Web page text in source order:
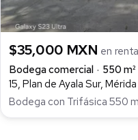
$35,000 MXN en renta
Bodega comercial
550 m²
15, Plan de Ayala Sur, Mérida
Bodega con Trifásica 550